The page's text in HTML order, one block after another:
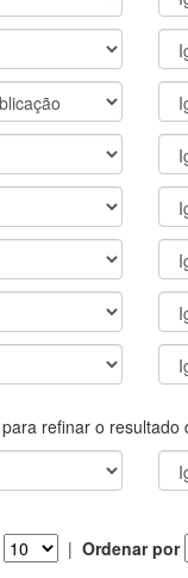
refinar o resultado
| Ordenar por